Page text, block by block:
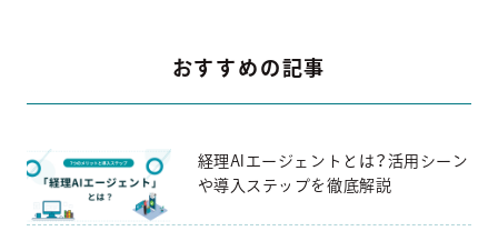
おすすめの記事
経理AIエージェントとは？活用シーン
や導入ステップを徹底解説